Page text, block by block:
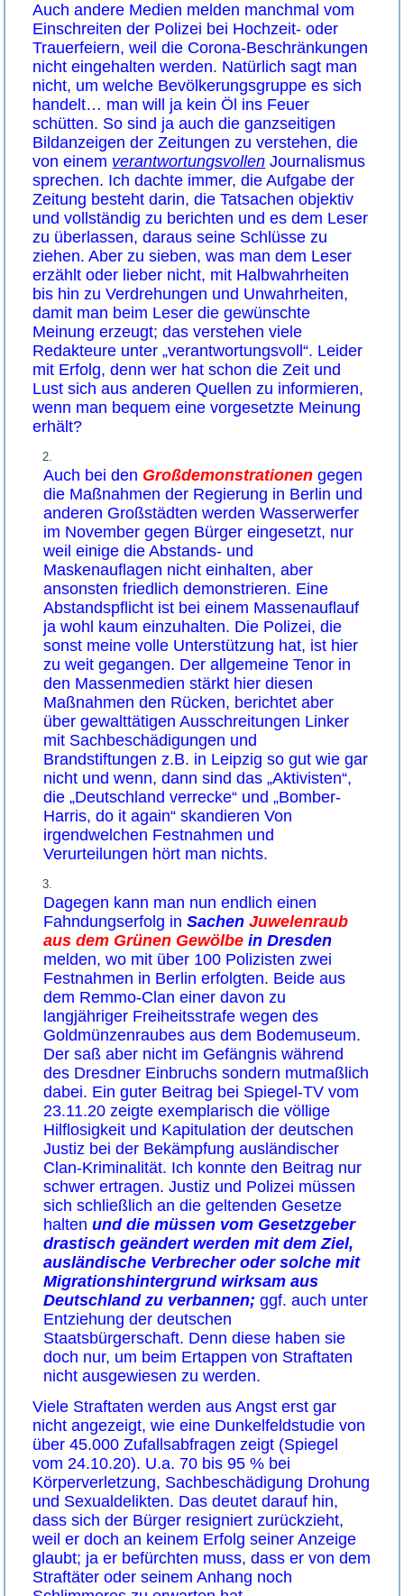
Auch andere Medien melden manchmal vom
Einschreiten der Polizei bei Hochzeit- oder
Trauerfeiern, weil die Corona-Beschränkungen
nicht eingehalten werden. Natürlich sagt man
nicht, um welche Bevölkerungsgruppe es sich
handelt… man will ja kein Öl ins Feuer
schütten. So sind ja auch die ganzseitigen
Bildanzeigen der Zeitungen zu verstehen, die
von einem verantwortungsvollen Journalismus
sprechen. Ich dachte immer, die Aufgabe der
Zeitung besteht darin, die Tatsachen objektiv
und vollständig zu berichten und es dem Leser
zu überlassen, daraus seine Schlüsse zu
ziehen. Aber zu sieben, was man dem Leser
erzählt oder lieber nicht, mit Halbwahrheiten
bis hin zu Verdrehungen und Unwahrheiten,
damit man beim Leser die gewünschte
Meinung erzeugt; das verstehen viele
Redakteure unter „verantwortungsvoll“. Leider
mit Erfolg, denn wer hat schon die Zeit und
Lust sich aus anderen Quellen zu informieren,
wenn man bequem eine vorgesetzte Meinung
erhält?
Auch bei den Großdemonstrationen gegen
die Maßnahmen der Regierung in Berlin und
anderen Großstädten werden Wasserwerfer
im November gegen Bürger eingesetzt, nur
weil einige die Abstands- und
Maskenauflagen nicht einhalten, aber
ansonsten friedlich demonstrieren. Eine
Abstandspflicht ist bei einem Massenauflauf
ja wohl kaum einzuhalten. Die Polizei, die
sonst meine volle Unterstützung hat, ist hier
zu weit gegangen. Der allgemeine Tenor in
den Massenmedien stärkt hier diesen
Maßnahmen den Rücken, berichtet aber
über gewalttätigen Ausschreitungen Linker
mit Sachbeschädigungen und
Brandstiftungen z.B. in Leipzig so gut wie gar
nicht und wenn, dann sind das „Aktivisten“,
die „Deutschland verrecke“ und „Bomber-
Harris, do it again“ skandieren Von
irgendwelchen Festnahmen und
Verurteilungen hört man nichts.
Dagegen kann man nun endlich einen
Fahndungserfolg inSachenJuwelenraub
aus dem Grünen Gewölbe in Dresden
melden, wo mit über 100 Polizisten zwei
Festnahmen in Berlin erfolgten. Beide aus
dem Remmo-Clan einer davon zu
langjähriger Freiheitsstrafe wegen des
Goldmünzenraubes aus dem Bodemuseum.
Der saß aber nicht im Gefängnis während
des Dresdner Einbruchs sondern mutmaßlich
dabei. Ein guter Beitrag bei Spiegel-TV vom
23.11.20 zeigte exemplarisch die völlige
Hilflosigkeit und Kapitulation der deutschen
Justiz bei der Bekämpfung ausländischer
Clan-Kriminalität. Ich konnte den Beitrag nur
schwer ertragen. Justiz und Polizei müssen
sich schließlich an die geltenden Gesetze
haltenund die müssen vom Gesetzgeber
drastisch geändert werden mit dem Ziel,
ausländische Verbrecher oder solche mit
Migrationshintergrund wirksam aus
Deutschland zu verbannen; ggf. auch unter
Entziehung der deutschen
Staatsbürgerschaft. Denn diese haben sie
doch nur, um beim Ertappen von Straftaten
nicht ausgewiesen zu werden.
Viele Straftaten werden aus Angst erst gar
nicht angezeigt, wie eine Dunkelfeldstudie von
über 45.000 Zufallsabfragen zeigt (Spiegel
vom 24.10.20). U.a. 70 bis 95 % bei
Körperverletzung, Sachbeschädigung Drohung
und Sexualdelikten. Das deutet darauf hin,
dass sich der Bürger resigniert zurückzieht,
weil er doch an keinem Erfolg seiner Anzeige
glaubt; ja er befürchten muss, dass er von dem
Straftäter oder seinem Anhang noch